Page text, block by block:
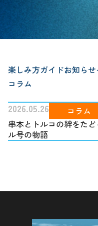
楽しみ方ガイドお知らせ
コラム
2026.05.26
コラム
串本とトルコの絆をた
ル号の物語